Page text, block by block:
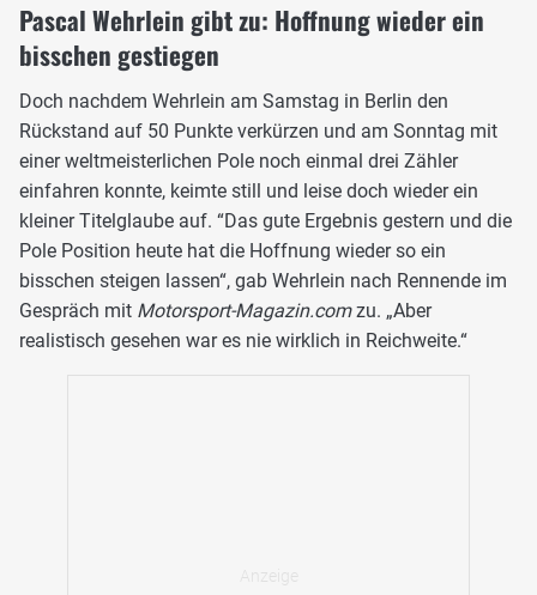
Pascal Wehrlein gibt zu: Hoffnung wieder ein
bisschen gestiegen
Doch nachdem Wehrlein am Samstag in Berlin den
Rückstand auf 50 Punkte verkürzen und am Sonntag mit
einer weltmeisterlichen Pole noch einmal drei Zähler
einfahren konnte, keimte still und leise doch wieder ein
kleiner Titelglaube auf. “Das gute Ergebnis gestern und die
Pole Position heute hat die Hoffnung wieder so ein
bisschen steigen lassen“, gab Wehrlein nach Rennende im
Gespräch mit Motorsport-Magazin.comzu. „Aber
realistisch gesehen war es nie wirklich in Reichweite.“